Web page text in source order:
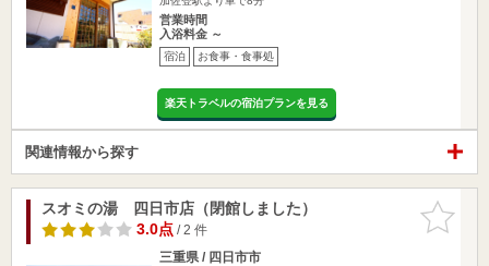
営業時間
入浴料金 ～
宿泊 お食事・食事処
楽天トラベルの宿泊プランを見る
関連情報から探す
お気に入
りに追加
スオミの湯 四日市店（閉館しました）
3.0点/ 2 件
三重県 / 四日市市